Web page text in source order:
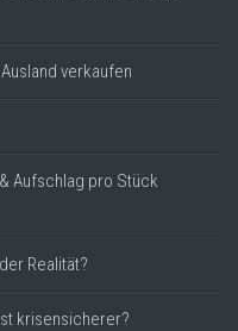
verkaufen
Aufschlag pro Stück
Realität?
krisensicherer?